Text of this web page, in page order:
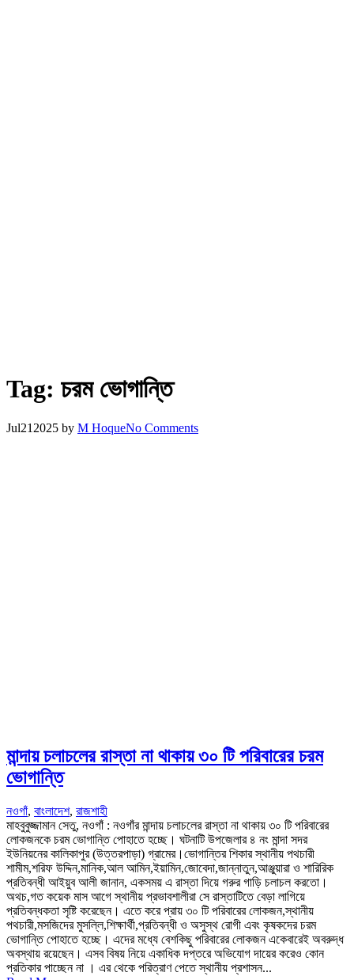
Tag: চরম ভোগান্তি
Jul21 2025 by M HoqueNo Comments
মান্দায় চলাচলের রাস্তা না থাকায় ৩০ টি পরিবারের চরম
ভোগান্তি
নওগাঁ, বাংলাদেশ, রাজশাহী
মাহবুবুজ্জামান সেতু, নওগাঁ : নওগাঁর মান্দায় চলাচলের রাস্তা না থাকায় ৩০ টি পরিবারের
লোকজনকে চরম ভোগান্তি পোহাতে হচ্ছে। ঘটনাটি উপজেলার ৪ নং মান্দা সদর
ইউনিয়নের কালিকাপুর (উত্তরপাড়া) গ্রামের।ভোগান্তির শিকার স্থানীয় পথচারী
শামীম,শরিফ উদ্দিন,মানিক,আল আমিন,ইয়ামিন,জোবেদা,জান্নাতুন,আঞ্জুয়ারা ও শারিরিক
প্রতিবন্ধী আইয়ুব আলী জানান, একসময় এ রাস্তা দিয়ে গরুর গাড়ি চলাচল করতো।
অথচ,গত কয়েক মাস আগে স্থানীয় প্রভাবশালীরা সে রাস্তাটিতে বেড়া লাগিয়ে
প্রতিবন্ধকতা সৃষ্টি করেছেন। এতে করে প্রায় ৩০ টি পরিবারের লোকজন,স্থানীয়
পথচারী,মসজিদের মুসল্লি,শিক্ষার্থী,প্রতিবন্ধী ও অসুস্থ রোগী এবং কৃষকদের চরম
ভোগান্তি পোহাতে হচ্ছে। এদের মধ্যে বেশকিছু পরিবারের লোকজন একেবারেই অবরুদ্ধ
অবস্থায় রয়েছেন। এসব বিষয় নিয়ে একাধিক দপ্তরে অভিযোগ দায়ের করেও কোন
প্রতিকার পাচ্ছেন না । এর থেকে পরিত্রাণ পেতে স্থানীয় প্রশাসন...